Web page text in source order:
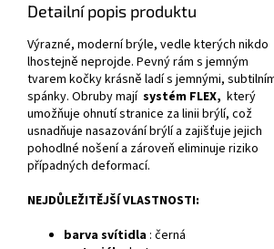
Detailní popis produktu
Výrazné, moderní brýle, vedle kterých nikdo
lhostejně neprojde. Pevný rám s jemným
tvarem kočky krásně ladí s jemnými,
spánky. Obruby mají systém FLEX, který
umožňuje ohnutí stranice za linii brýlí, což
usnadňuje nasazování brýlí a zajišťuje jejich
pohodlné nošení a zároveň eliminuje riziko
případných deformací.
NEJDŮLEŽITĚJŠÍ VLASTNOSTI:
barva svítidla : černá